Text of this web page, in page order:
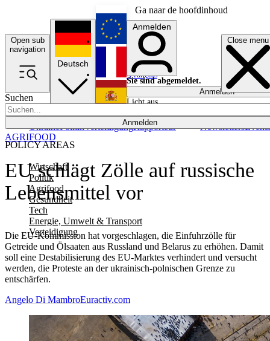
Ga naar de hoofdinhoud
Open sub
navigation
Close menu
Suchen
Anmelden
POLICY AREAS
Wirtschaft
Politik
Agrifood
Gesundheit
Tech
Energie, Umwelt & Transport
Verteidigung
UkrainePolitikVerteidigungRapporteur NewslettersEvents
Deutsch
English
Français
Anmelden
Sie sind abgemeldet.
Anmelden
Licht aus
EU schlägt Zölle auf russische
Lebensmittel vor
Die EU-Kommission hat vorgeschlagen, die Einfuhrzölle für
Getreide und Ölsaaten aus Russland und Belarus zu erhöhen. Damit
soll eine Destabilisierung des EU-Marktes verhindert und versucht
werden, die Proteste an der ukrainisch-polnischen Grenze zu
entschärfen.
AGRIFOOD
Angelo Di MambroEuractiv.com